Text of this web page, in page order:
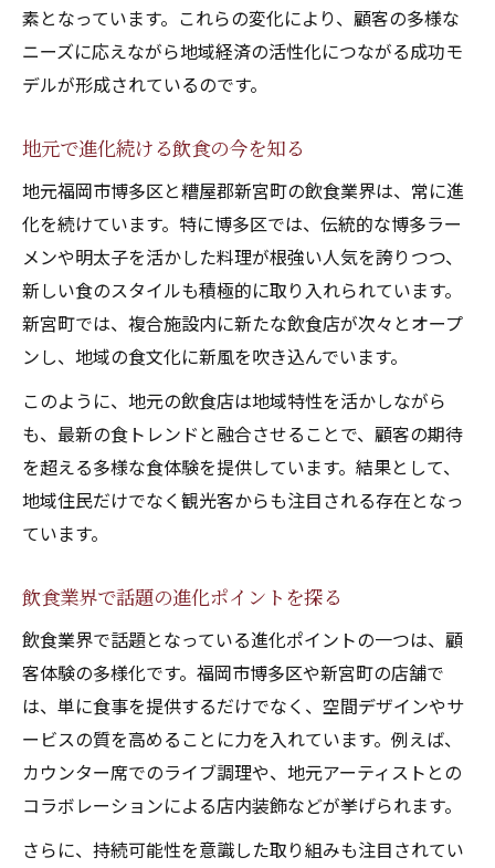
ランチやディナーで飲食の新たな発見
家族で楽しむ飲食のトレンド最前線
飲食が家族団らんの時間を生む工夫
新宮町で家族向け飲食スポットを探す
口コミが広げる家族向け飲食の魅力
飲食で体験する家族の新しい過ごし方
新しい飲食モデルが地域に根付く理由
飲食モデルが地域に支持される背景
地域密着の飲食が選ばれるポイント
新宮町で広がる飲食モデルの特徴
飲食の新モデルがもたらす地域活性化
口コミで評判の飲食モデル成功事例
飲食を通じて広がる地元の日常革命
新宮町の飲食体験が生む新たな日常像
飲食で地域に根付く日常革命の兆し
口コミから見る日常を彩る飲食の力
飲食による地元コミュニティの活性化
素となっています。これらの変化により、顧客の多様な
ニーズに応えながら地域経済の活性化につながる成功モ
デルが形成されているのです。
地元で進化続ける飲食の今を知る
地元福岡市博多区と糟屋郡新宮町の飲食業界は、常に進
化を続けています。特に博多区では、伝統的な博多ラー
メンや明太子を活かした料理が根強い人気を誇りつつ、
新しい食のスタイルも積極的に取り入れられています。
新宮町では、複合施設内に新たな飲食店が次々とオープ
ンし、地域の食文化に新風を吹き込んでいます。
このように、地元の飲食店は地域特性を活かしながら
も、最新の食トレンドと融合させることで、顧客の期待
を超える多様な食体験を提供しています。結果として、
地域住民だけでなく観光客からも注目される存在となっ
ています。
飲食業界で話題の進化ポイントを探る
飲食業界で話題となっている進化ポイントの一つは、顧
客体験の多様化です。福岡市博多区や新宮町の店舗で
は、単に食事を提供するだけでなく、空間デザインやサ
ービスの質を高めることに力を入れています。例えば、
カウンター席でのライブ調理や、地元アーティストとの
コラボレーションによる店内装飾などが挙げられます。
さらに、持続可能性を意識した取り組みも注目されてい